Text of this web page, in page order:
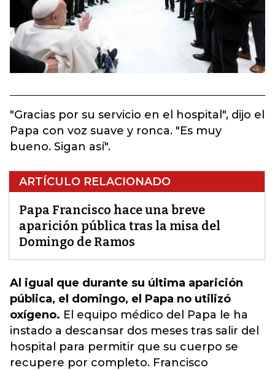
"Gracias por su servicio en el hospital", dijo el
Papa con voz suave y ronca. "Es muy
bueno. Sigan así".
ARTÍCULO RELACIONADO
Papa Francisco hace una breve
aparición pública tras la misa del
Domingo de Ramos
Al igual que durante su última aparición
pública, el domingo, el Papa no utilizó
oxígeno. El equipo médico del Papa le ha
instado a descansar dos meses tras salir del
hospital para permitir que su cuerpo se
recupere por completo. Francisco